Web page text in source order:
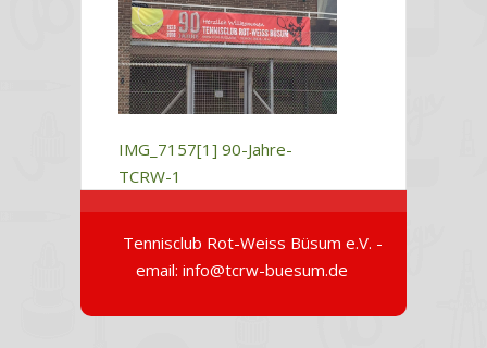
IMG_7157[1] 90-Jahre-
TCRW-1
Tennisclub Rot-Weiss Büsum e.V. -
email: info@tcrw-buesum.de